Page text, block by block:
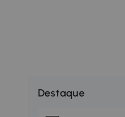
Destaque